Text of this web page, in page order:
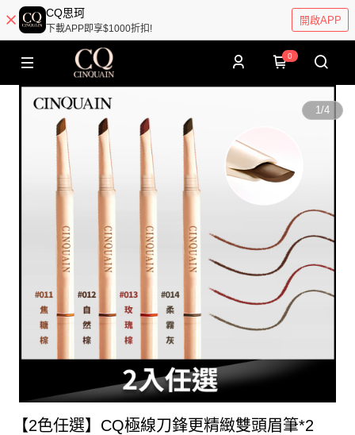
CQ思珂
下載APP即享$1000折扣!
開啟APP
0
1/4
【2色任選】CQ極線刀鋒更精緻雙頭眉筆*2